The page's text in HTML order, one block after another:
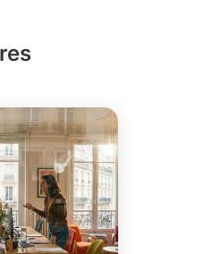
fournissent ce
fiables et
soit perdu ou volé.
votre courrier et à
et en toute